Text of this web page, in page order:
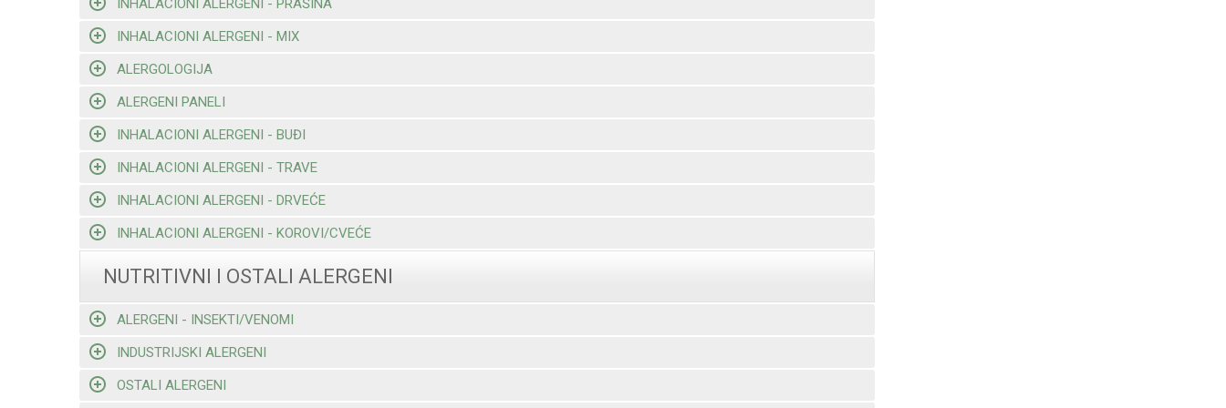
INHALACIONI ALERGENI - PRAŠINA
INHALACIONI ALERGENI - MIX
ALERGOLOGIJA
ALERGENI PANELI
INHALACIONI ALERGENI - BUĐI
INHALACIONI ALERGENI - TRAVE
INHALACIONI ALERGENI - DRVEĆE
INHALACIONI ALERGENI - KOROVI/CVEĆE
NUTRITIVNI I OSTALI ALERGENI
ALERGENI - INSEKTI/VENOMI
INDUSTRIJSKI ALERGENI
OSTALI ALERGENI